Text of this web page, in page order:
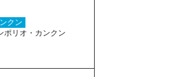
クン
ポリオ・カンクン